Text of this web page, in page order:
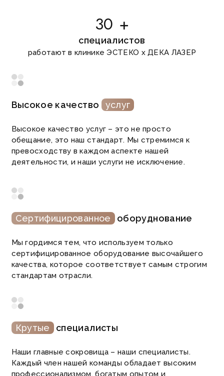
30 +
специалистов
работают в клинике ЭСТЕКО х ДЕКА ЛАЗЕР
Высокое качество услуг
Высокое качество услуг – это не просто
обещание, это наш стандарт. Мы стремимся к
превосходству в каждом аспекте нашей
деятельности, и наши услуги не исключение.
Cертифицированное оборуднование
Мы гордимся тем, что используем только
сертифицированное оборудование высочайшего
качества, которое соответствует самым строгим
стандартам отрасли.
Крутые специалисты
Наши главные сокровища – наши специалисты.
Каждый член нашей команды обладает высоким
профессионализмом, богатым опытом и